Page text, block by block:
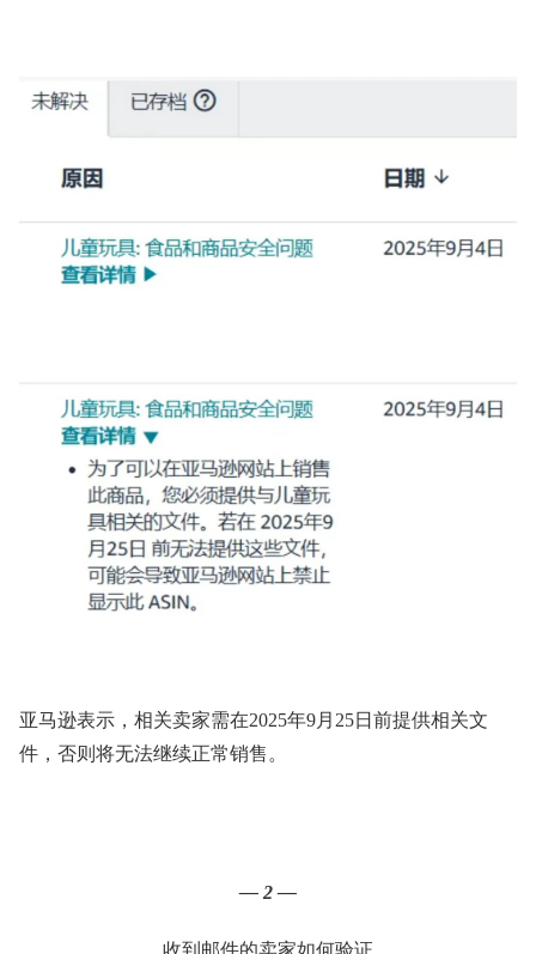
亚马逊表示，相关卖家需在2025年9月25日前提供相关文
件，否则将无法继续正常销售。
— 2 —
收到邮件的卖家如何验证